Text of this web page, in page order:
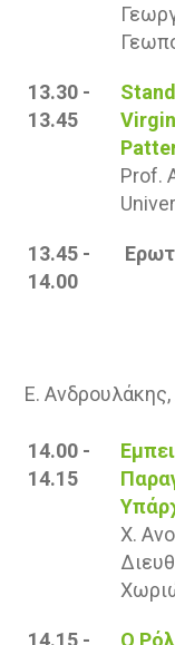
13.30 -
13.45
Prof.
13.45 -
14.00
Ε.
14.00 -
14.15
Χ.
14.15 -
Ο